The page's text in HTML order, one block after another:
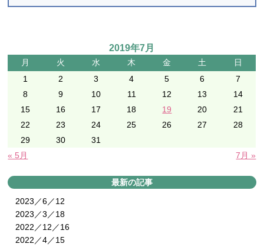
2019年7月
月 火 水 木 金 土 日
« 5月 7月 »
1 2 3 4 5 6
7
8
9 10 11 12 13
14
15
16 17 18 19 20
21
22
23 24 25 26 27
28
29
30 31
最新の記事
2023／6／12
2023／3／18
2022／12／16
2022／4／15